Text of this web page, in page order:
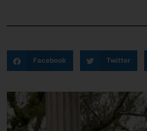
Facebook Twitter